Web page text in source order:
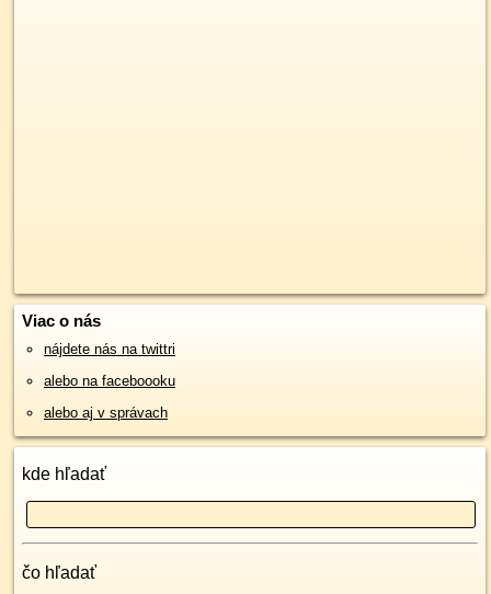
Viac o nás
nájdete nás na twittri
alebo na faceboooku
alebo aj v správach
kde hľadať
čo hľadať